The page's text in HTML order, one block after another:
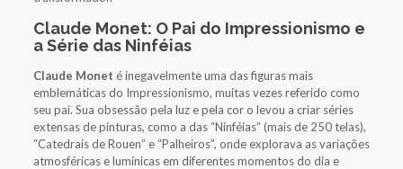
Claude Monet: O Pai do Impressionismo e
a Série das Ninféias
Claude Monet é inegavelmente uma das figuras mais
emblemáticas do Impressionismo, muitas vezes referido como
seu pai. Sua obsessão pela luz e pela cor o levou a criar séries
extensas de pinturas, como a das “Ninféias” (mais de 250 telas),
“Catedrais de Rouen” e “Palheiros”, onde explorava as variações
atmosféricas e lumínicas em diferentes momentos do dia e